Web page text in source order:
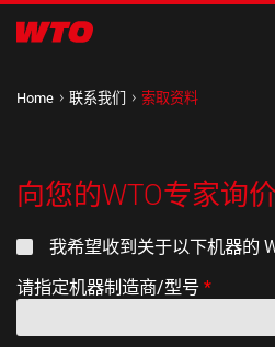
Home 联系我们 索取资料
向您的WTO专家询价
我希望收到关于以下机器的
请指定机器制造商/型号*